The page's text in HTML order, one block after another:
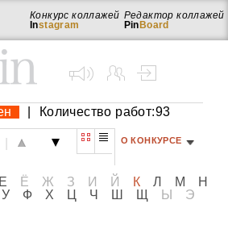
Редактор коллажей
Pin Board
Конкурс коллажей
Instagram
Количество работ:93
О КОНКУРСЕ
Е Ё Ж З И Й К Л М
Н
У Ф Х Ц Ч Ш Щ Ы Э